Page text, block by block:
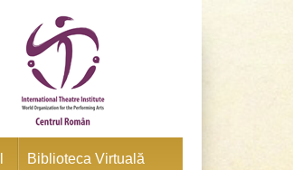
Biblioteca Virtuală